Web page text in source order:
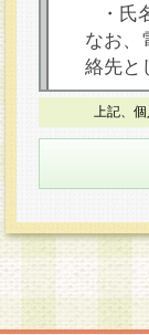
・
なお、
絡先と
○本人
本フォ
○個人
力いた
○個人情
個人情
情報
上記、